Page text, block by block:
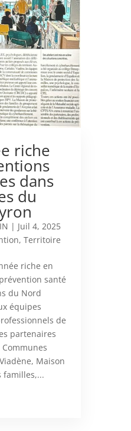
riche
dans
du
| Juil 4, 2025
, Territoire
riche en
santé
du Nord
équipes
de
partenaires
Maison
familles,...